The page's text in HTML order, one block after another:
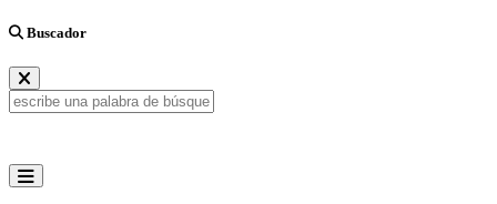
Buscador